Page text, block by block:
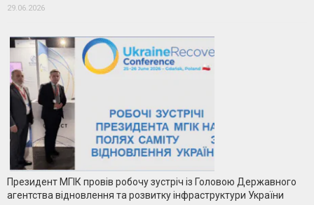
29.06.2026
Президент МГІК провів робочу зустріч із Головою Державного
агентства відновлення та розвитку інфраструктури України